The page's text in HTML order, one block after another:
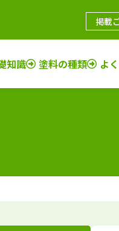
掲載
知識 塗料の種類 よ
岡山県
施工例
塗装店
広島県
施工例
塗装店